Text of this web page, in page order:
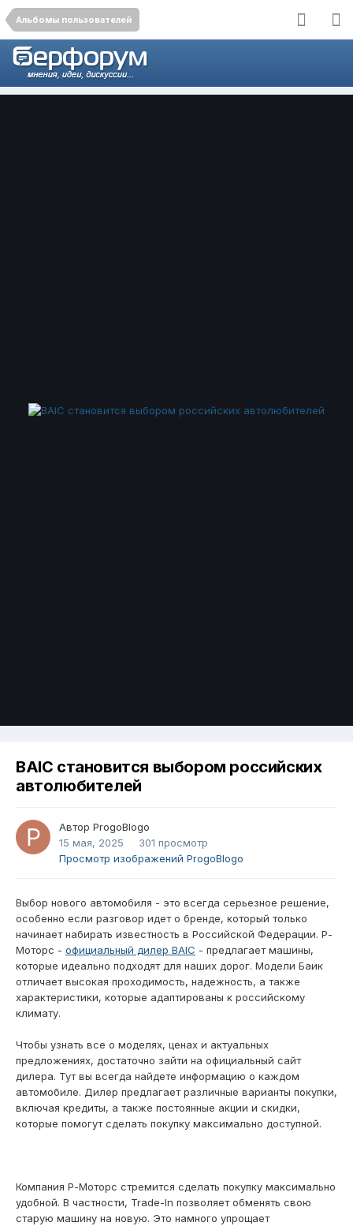
Альбомы пользователей
BAIC становится выбором российских
автолюбителей
Автор ProgoBlogo
15 мая, 2025
301 просмотр
Просмотр изображений ProgoBlogo
Выбор нового автомобиля - это всегда серьезное решение,
особенно если разговор идет о бренде, который только
начинает набирать известность в Российской Федерации. Р-
Моторс - официальный дилер BAIC - предлагает машины,
которые идеально подходят для наших дорог. Модели Баик
отличает высокая проходимость, надежность, а также
характеристики, которые адаптированы к российскому
климату.
Чтобы узнать все о моделях, ценах и актуальных
предложениях, достаточно зайти на официальный сайт
дилера. Тут вы всегда найдете информацию о каждом
автомобиле. Дилер предлагает различные варианты покупки,
включая кредиты, а также постоянные акции и скидки,
которые помогут сделать покупку максимально доступной.
Компания Р-Моторс стремится сделать покупку максимально
удобной. В частности, Trade-In позволяет обменять свою
старую машину на новую. Это намного упрощает